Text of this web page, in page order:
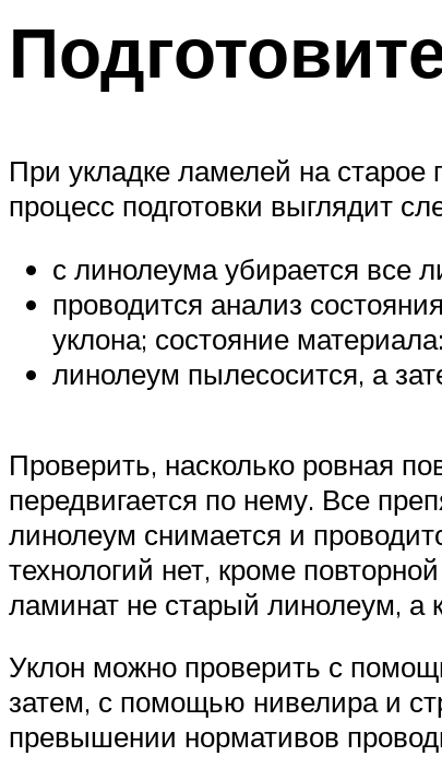
При укладке ламелей на
процесс подготовки выглядит
с линолеума убирается все
проводится анализ
уклона; состояние
линолеум пылесосится, а
Проверить, насколько ровная
передвигается по нему. Все
линолеум снимается и
технологий нет, кроме
ламинат не старый линолеум, а
Уклон можно проверить с
затем, с помощью нивелира и
превышении нормативов